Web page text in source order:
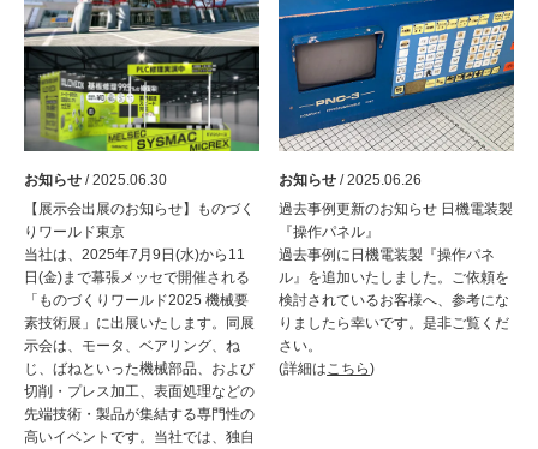
お知らせ / 2025.06.30
【展示会出展のお知らせ】ものづく
りワールド東京
当社は、2025年7月9日(水)から11
日(金)まで幕張メッセで開催される
「ものづくりワールド2025 機械要
素技術展」に出展いたします。同展
示会は、モータ、ベアリング、ね
じ、ばねといった機械部品、および
切削・プレス加工、表面処理などの
先端技術・製品が集結する専門性の
高いイベントです。当社では、独自
お知らせ / 2025.06.26
過去事例更新のお知らせ 日機電装製
『操作パネル』
過去事例に日機電装製『操作パネ
ル』を追加いたしました。ご依頼を
検討されているお客様へ、参考にな
りましたら幸いです。是非ご覧くだ
さい。
(詳細はこちら)